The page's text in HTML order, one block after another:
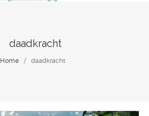
Over Sas Sankofa
Contact
daadkracht
Home / daadkracht